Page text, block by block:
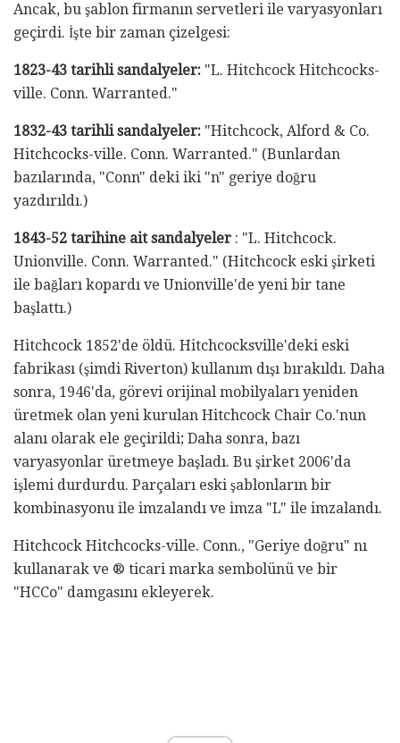
Ancak, bu şablon firmanın servetleri ile varyasyonları
geçirdi. İşte bir zaman çizelgesi:
1823-43 tarihli sandalyeler: "L. Hitchcock Hitchcocks-
ville. Conn. Warranted."
1832-43 tarihli sandalyeler: "Hitchcock, Alford & Co.
Hitchcocks-ville. Conn. Warranted." (Bunlardan
bazılarında, "Conn" deki iki "n" geriye doğru
yazdırıldı.)
1843-52 tarihine ait sandalyeler : "L. Hitchcock.
Unionville. Conn. Warranted." (Hitchcock eski şirketi
ile bağları kopardı ve Unionville'de yeni bir tane
başlattı.)
Hitchcock 1852'de öldü. Hitchcocksville'deki eski
fabrikası (şimdi Riverton) kullanım dışı bırakıldı. Daha
sonra, 1946'da, görevi orijinal mobilyaları yeniden
üretmek olan yeni kurulan Hitchcock Chair Co.'nun
alanı olarak ele geçirildi; Daha sonra, bazı
varyasyonlar üretmeye başladı. Bu şirket 2006'da
işlemi durdurdu. Parçaları eski şablonların bir
kombinasyonu ile imzalandı ve imza "L" ile imzalandı.
Hitchcock Hitchcocks-ville. Conn., "Geriye doğru" nı
kullanarak ve ® ticari marka sembolünü ve bir
"HCCo" damgasını ekleyerek.